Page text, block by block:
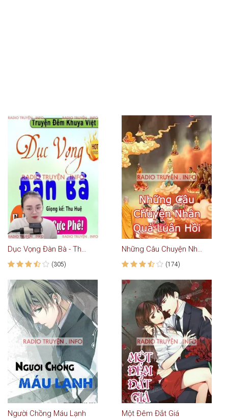
Dục Vọng Đàn Bà - Thu Huệ
(305)
Những Câu Chuyện Nhân Quả Luân Hồi Có Thật
(174)
Người Chồng Máu Lạnh Một Đêm Đắt Giá